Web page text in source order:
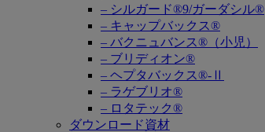
– シルガード®9/ガーダシル®
– キャップバックス®
– バクニュバンス®（小児）
– ブリディオン®
– ヘプタバックス®-Ⅱ
– ラゲブリオ®
– ロタテック®
ダウンロード資材